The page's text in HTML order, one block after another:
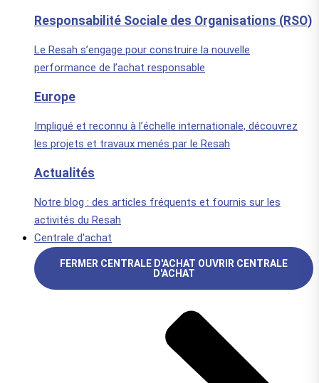
Responsabilité Sociale des Organisations (RSO)
Le Resah s’engage pour construire la nouvelle
performance de l’achat responsable
Europe
Impliqué et reconnu à l’échelle internationale, découvrez
les projets et travaux menés par le Resah
Actualités
Notre blog : des articles fréquents et fournis sur les
activités du Resah
Centrale d'achat
FERMER CENTRALE D'ACHAT OUVRIR CENTRALE
D'ACHAT